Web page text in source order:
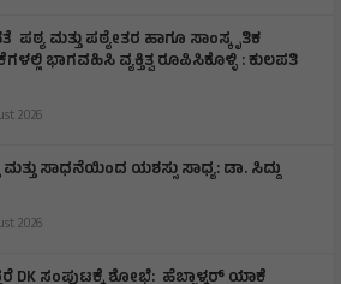
ಮತ್ತು ಪಠ್ಯೇತರ ಹಾಗೂ ಸಾಂಸ್ಕೃತಿಕ
ಭಾಗವಹಿಸಿ ವ್ಯಕ್ತಿತ್ವ ರೂಪಿಸಿಕೊಳ್ಳಿ : ಕುಲಪತಿ
2026
ಮತ್ತು ಸಾಧನೆಯಿಂದ ಯಶಸ್ಸು ಸಾಧ್ಯ: ಡಾ. ಸಿದ್ದು
2026